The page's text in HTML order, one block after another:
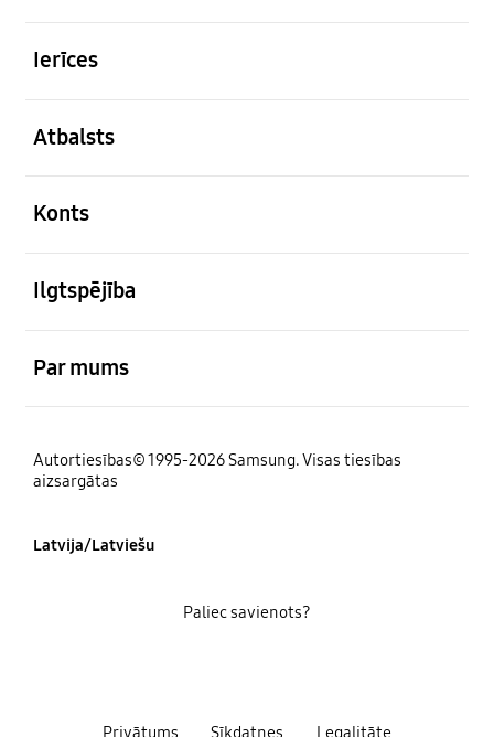
Ierīces
Atbalsts
Konts
Ilgtspējība
Par mums
Autortiesības© 1995-2026 Samsung. Visas tiesības
aizsargātas
Latvija/Latviešu
Privātums Sīkdatnes Legalitāte
Paliec savienots?